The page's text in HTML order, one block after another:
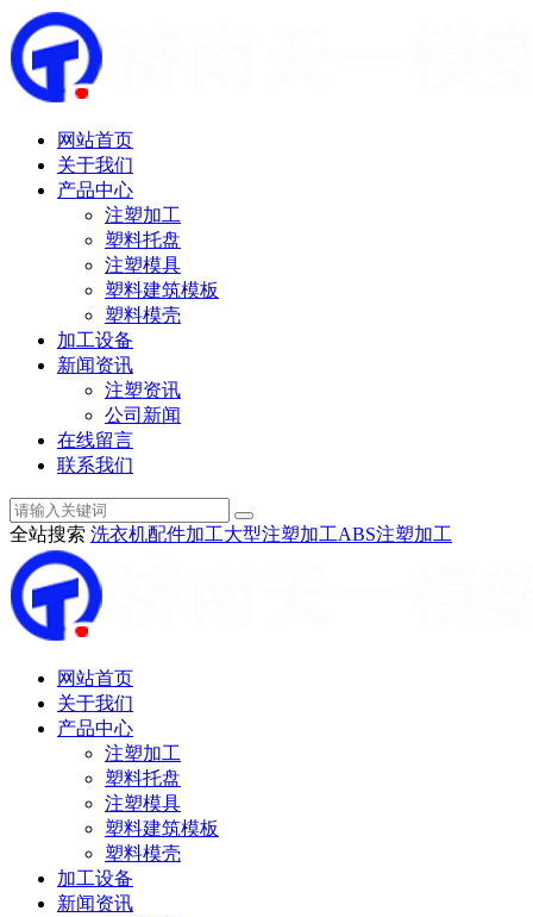
网站首页
关于我们
产品中心
注塑加工
塑料托盘
注塑模具
塑料建筑模板
塑料模壳
加工设备
新闻资讯
注塑资讯
公司新闻
在线留言
联系我们
全站搜索 洗衣机配件加工大型注塑加工ABS注塑加工
网站首页
关于我们
产品中心
注塑加工
塑料托盘
注塑模具
塑料建筑模板
塑料模壳
加工设备
新闻资讯